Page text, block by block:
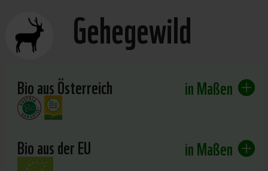
Gehegewild
Bio aus Österreich in Maßen
Bio aus der EU in Maßen